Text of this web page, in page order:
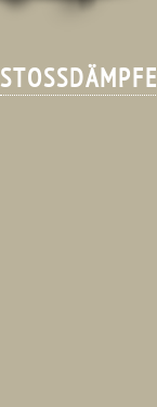
STOSSDÄMPFER